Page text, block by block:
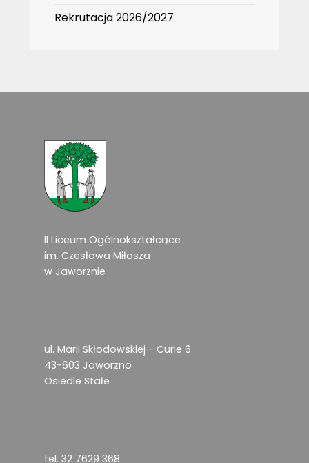
Rekrutacja 2026/2027
II Liceum Ogólnokształcące
im. Czesława Miłosza
w Jaworznie
ul. Marii Skłodowskiej - Curie 6
43-603 Jaworzno
Osiedle Stałe
tel. 32 7629 368